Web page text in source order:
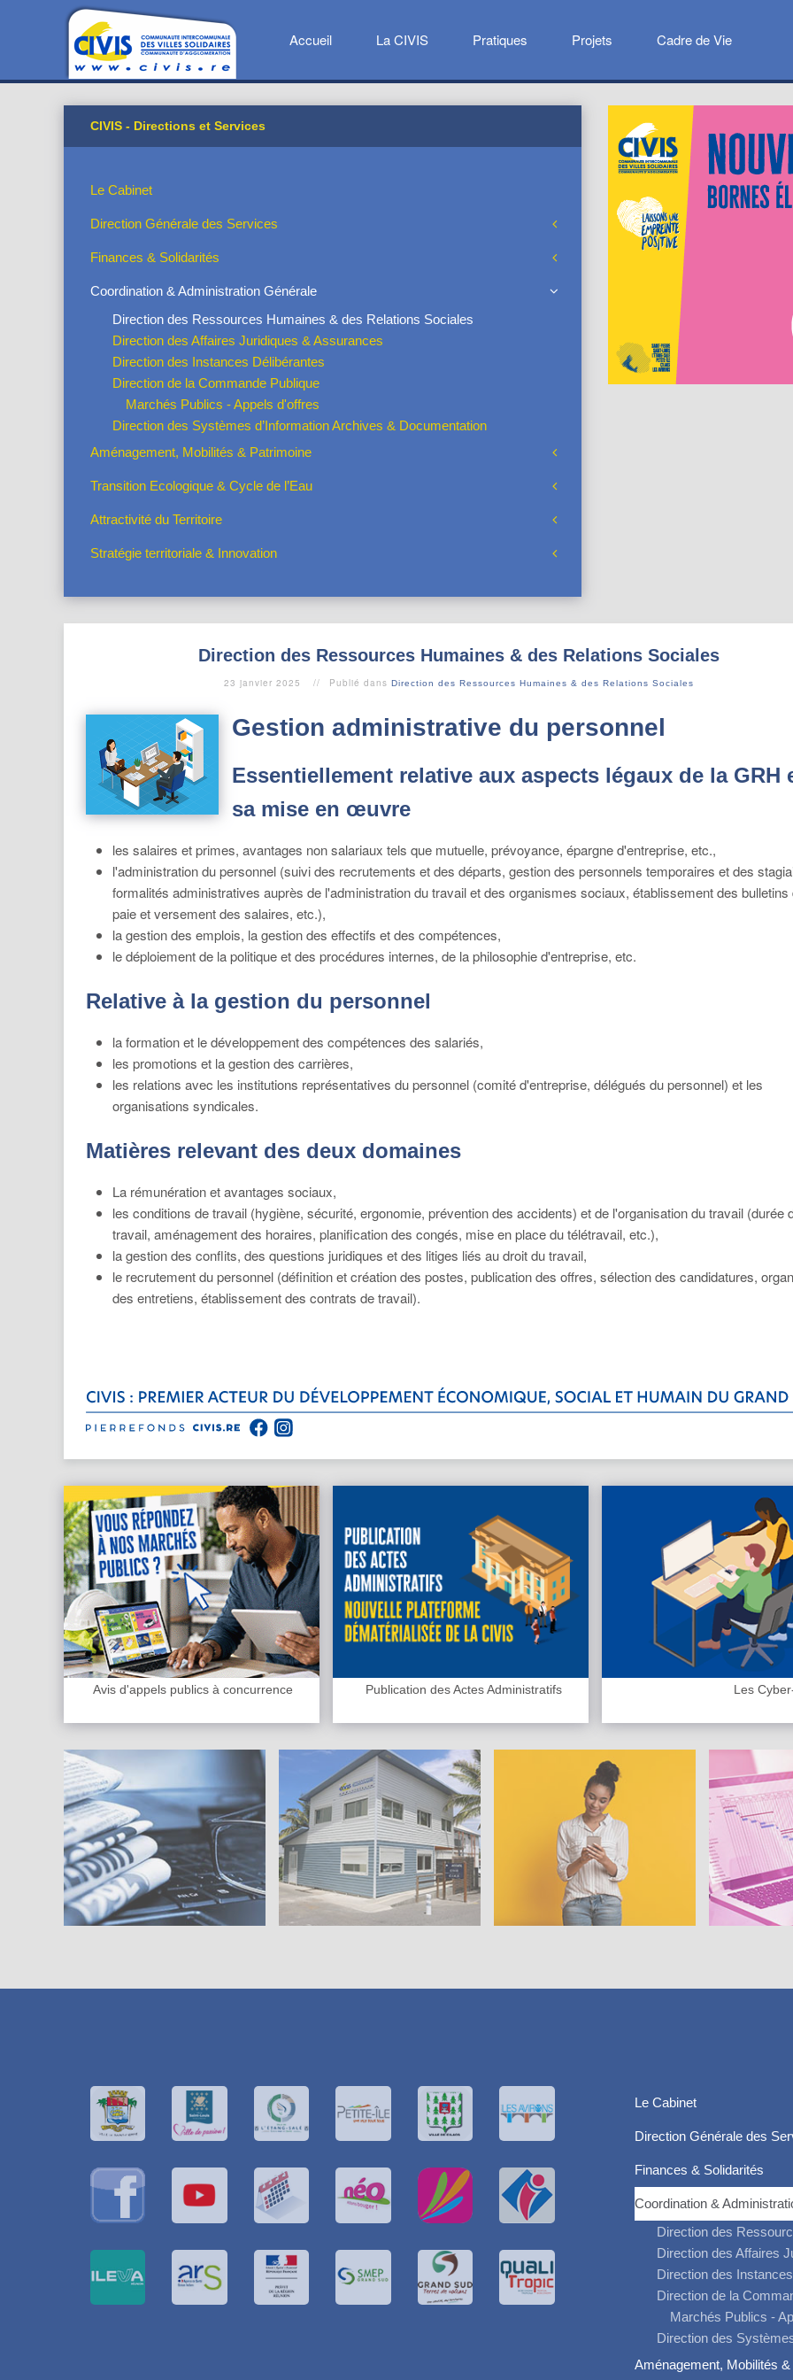
Accueil La CIVIS Pratiques Projets Cadre de Vie
CIVIS - Directions et Services
Le Cabinet
Direction Générale des Services
Finances & Solidarités
Coordination & Administration Générale
Direction des Ressources Humaines & des Relations Sociales
Direction des Affaires Juridiques & Assurances
Direction des Instances Délibérantes
Direction de la Commande Publique
Marchés Publics - Appels d'offres
Direction des Systèmes d’Information Archives & Documentation
Aménagement, Mobilités & Patrimoine
Transition Ecologique & Cycle de l’Eau
Attractivité du Territoire
Stratégie territoriale & Innovation
Direction des Ressources Humaines & des Relations Sociales
23 janvier 2025 Publié dans Direction des Ressources Humaines & des Relations Sociales
Gestion administrative du personnel
Essentiellement relative aux aspects légaux de la GRH
sa mise en œuvre
les salaires et primes, avantages non salariaux tels que mutuelle, prévoyance, épargne d'entreprise, etc.,
l'administration du personnel (suivi des recrutements et des départs, gestion des personnels temporaires et des
formalités administratives auprès de l'administration du travail et des organismes sociaux, établissement des bulletins
paie et versement des salaires, etc.),
la gestion des emplois, la gestion des effectifs et des compétences,
le déploiement de la politique et des procédures internes, de la philosophie d'entreprise, etc.
Relative à la gestion du personnel
la formation et le développement des compétences des salariés,
les promotions et la gestion des carrières,
les relations avec les institutions représentatives du personnel (comité d'entreprise, délégués du personnel) et les
organisations syndicales.
Matières relevant des deux domaines
La rémunération et avantages sociaux,
les conditions de travail (hygiène, sécurité, ergonomie, prévention des accidents) et de l'organisation du travail (durée
travail, aménagement des horaires, planification des congés, mise en place du télétravail, etc.),
la gestion des conflits, des questions juridiques et des litiges liés au droit du travail,
le recrutement du personnel (définition et création des postes, publication des offres, sélection des candidatures,
des entretiens, établissement des contrats de travail).
Avis d'appels publics à concurrence Publication des Actes Administratifs Les
Actus en vedette La CIVIS Pratiques Projets
Le Cabinet
Direction Générale des
Finances & Solidarités
Coordination &
Direction des
Direction des Affaires
Direction des
Direction de la
Marchés Publics -
Direction des
Aménagement, Mobilités